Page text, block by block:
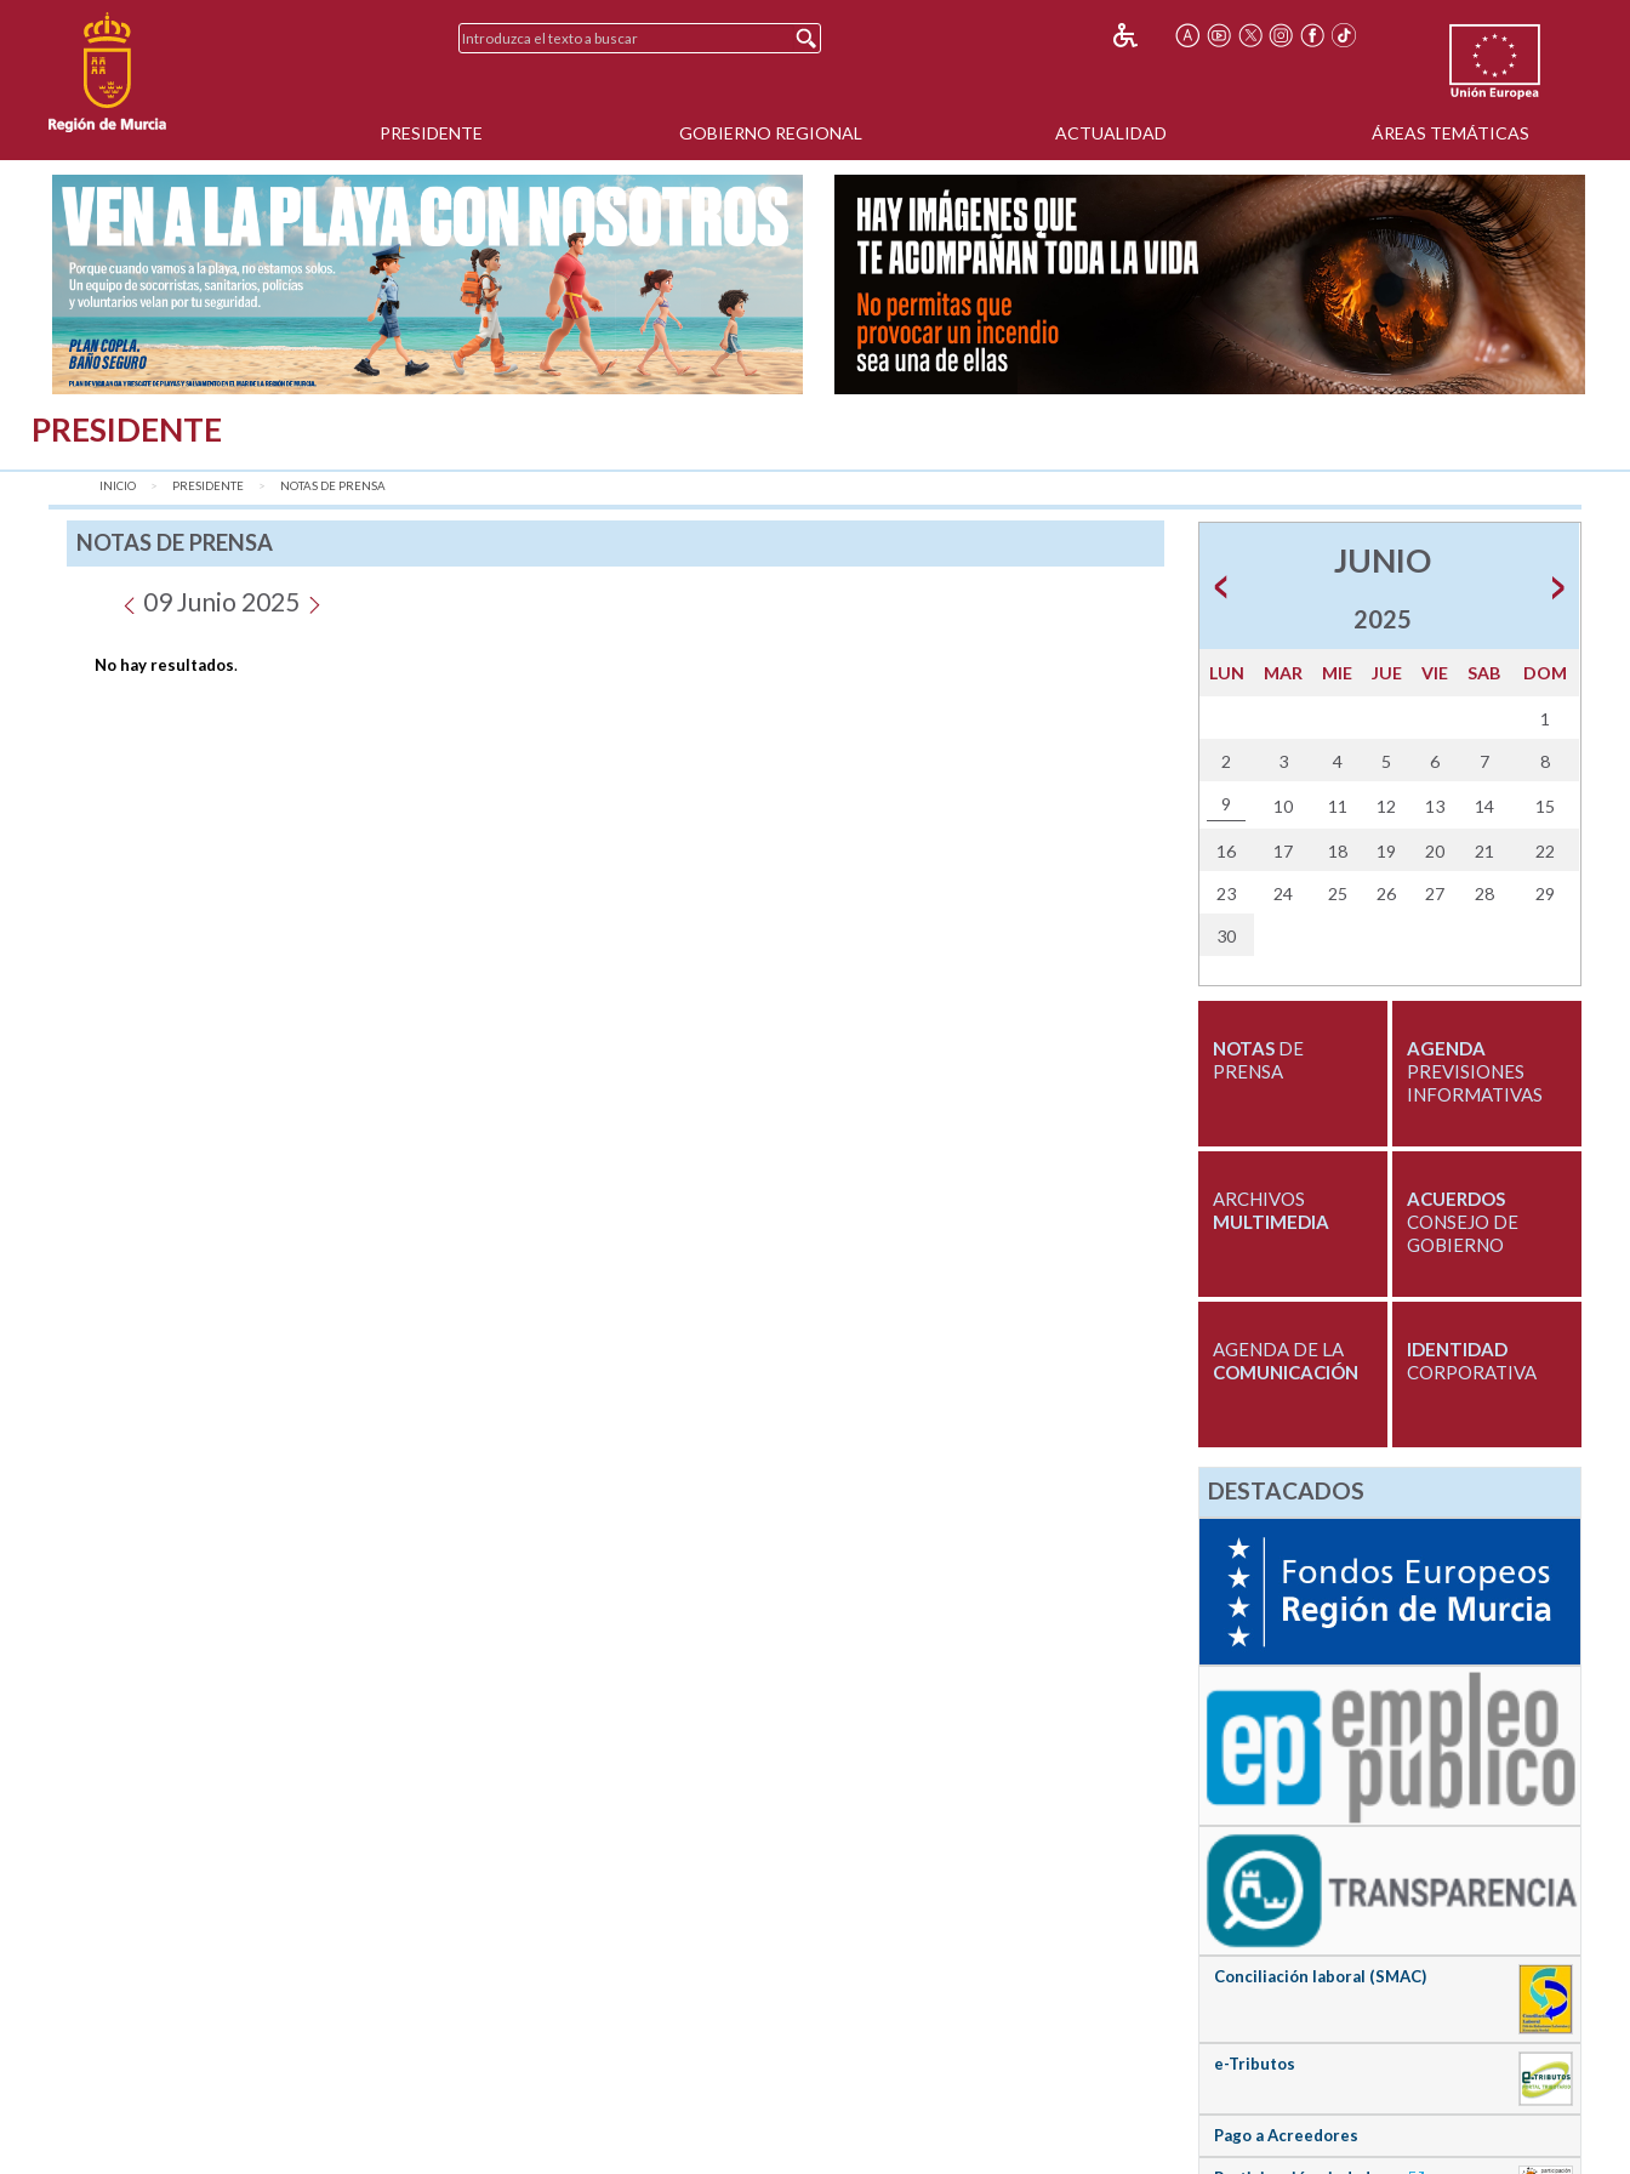
PRESIDENTE GOBIERNO REGIONAL ACTUALIDAD ÁREAS TEMÁTICAS
PRESIDENTE
INICIO PRESIDENTE AQUÍ:
NOTAS DE PRENSA
NOTAS DE PRENSA
09 Junio 2025
No hay resultados.
JUNIO
2025
LUN MAR MIE JUE VIE SAB DOM
1
2 3 4 5 6 7 8
9 10 11 12 13 14 15
16 17 18 19 20 21 22
23 24 25 26 27 28 29
30
NOTASDE
PRENSA
AGENDA
PREVISIONES
INFORMATIVAS
ARCHIVOS
MULTIMEDIA
ACUERDOS
CONSEJO DE
GOBIERNO
AGENDA DE LA
COMUNICACIÓN
IDENTIDAD
CORPORATIVA
DESTACADOS
Conciliación laboral (SMAC)
e-Tributos
Pago a Acreedores